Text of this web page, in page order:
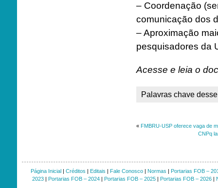
– Coordenação
comunicação dos
– Aproximação
pesquisadores da
Acesse e leia o
Palavras chave
« FMBRU-USP oferece vaga de
CNPq
Página Inicial| Créditos | Editais | Fale Conosco| Normas | Portarias FOB –
2023| Portarias FOB – 2024| Portarias FOB – 2025| Portarias FOB – 2026|